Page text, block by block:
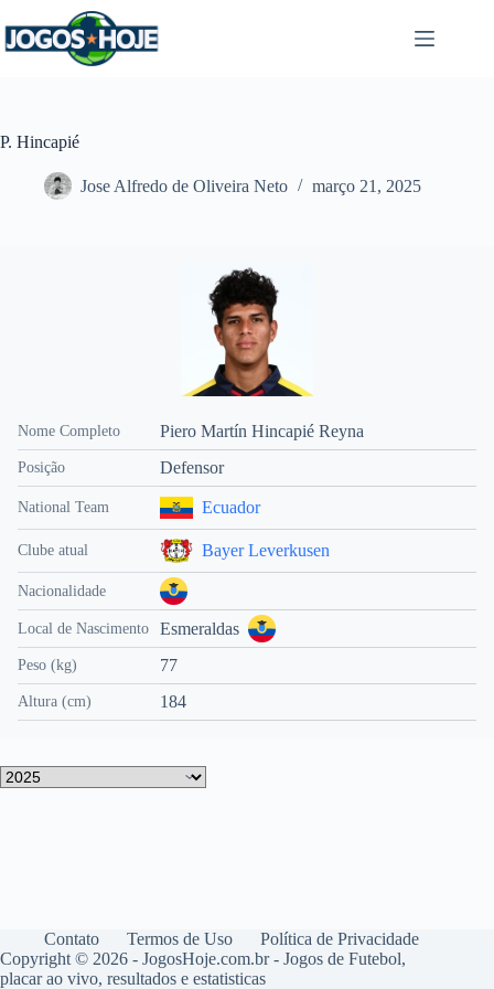
para
o
P. Hincapié
Jose Alfredo de Oliveira Neto março 21, 2025
Nome Completo Piero Martín Hincapié Reyna
Posição Defensor
National Team Ecuador
Clube atual Bayer Leverkusen
Nacionalidade
Local de Nascimento Esmeraldas
Peso (kg) 77
Altura (cm) 184
Contato Termos de Uso
Política de Privacidade
Copyright © 2026 - JogosHoje.com.br - Jogos de Futebol,
placar ao vivo, resultados e estatisticas